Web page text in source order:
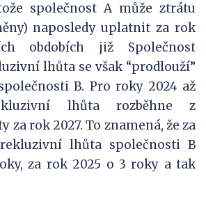
společnost A může ztrátu
naposledy uplatnit za rok
obdobích již Společnost
lhůta se však “prodlouží”
B. Pro roky 2024 až
lhůta rozběhne z
rok 2027. To znamená, že za
lhůta společnosti B
za rok 2025 o 3 roky a tak